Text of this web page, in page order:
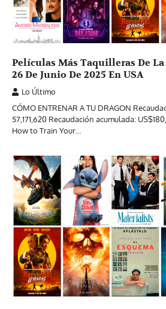
Películas Más Taquilleras De
26 De Junio De 2025 En USA
Lo Último
CÓMO ENTRENAR A TU DRAGON
57,171,620 Recaudación acumulada:
How to Train Your…